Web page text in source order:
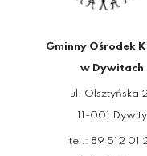
Gminny Ośrodek
w Dywitach
ul. Olsztyńska
11-001 Dywity
tel.: 89 512 01